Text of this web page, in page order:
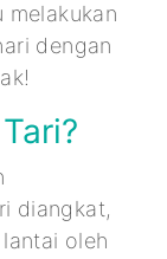
melakukan
dengan
diangkat,
oleh